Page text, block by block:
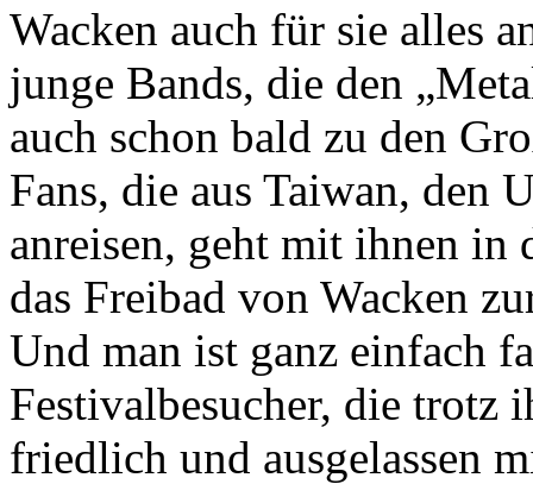
Wacken auch für sie alles
junge Bands, die den
auch schon bald zu den
Fans, die aus Taiwan, den
anreisen, geht mit ihnen in
das Freibad von Wacken
Und man ist ganz einfach
Festivalbesucher, die trotz
friedlich und ausgelassen